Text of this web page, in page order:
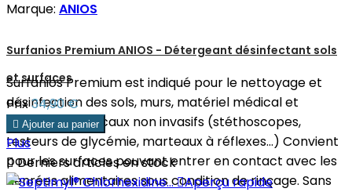
Marque: ANIOS
Surfanios Premium ANIOS - Détergeant désinfectant sols
et surfaces
Surfanios Premium est indiqué pour le nettoyage et
désinfection des sols, murs, matériel médical et
dispositifs médicaux non invasifs (stéthoscopes,
testeurs de glycémie, marteaux à réflexes...) Convient
pour les surfaces pouvant entrer en contact avec les
denrées alimentaires sous condition de rinçage. Sans
Prix34,90 €
 Ajouter au panier
Plus
Derniers articles en stock
Aperçu rapide